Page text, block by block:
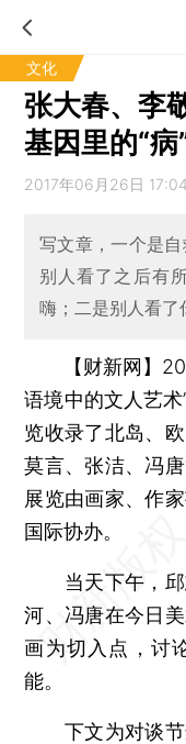
文化
张大春、李
基因里的“
2017年06月26日 17:04
写文章，一个是
别人看了之后有
嗨；二是别人看了
【财新网】
语境中的文人艺
览收录了北岛、
莫言、张洁、冯
展览由画家、作
国际协办。
当天下午，邱
河、冯唐在今日
画为切入点，讨
能。
下文为对谈节